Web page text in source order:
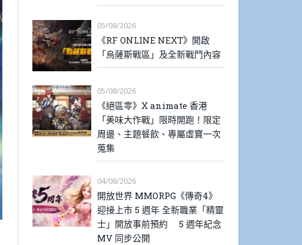
05/08/2026
《RF ONLINE NEXT》開啟
「烏薩斯戰區」及全新戰鬥內容
05/08/2026
《絕區零》X animate 香港
「美味大作戰」限時開跑！限定
周邊、主題餐飲、專屬虛寶一次
蒐集
04/08/2026
開放世界 MMORPG《傳奇4》
迎接上市 5 週年 全新職業「精靈
士」開放事前預約 5 週年紀念
MV 同步公開